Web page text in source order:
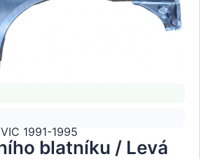
1991-1995
blatníku / Levá